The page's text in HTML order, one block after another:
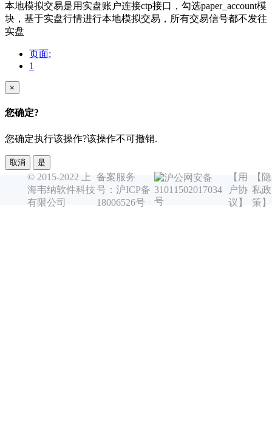
本地模拟交易是用实盘账户连接ctp接口，勾选paper_account模
块，基于实盘行情进行本地模拟交易，所有交易信号都不发往
实盘
页面:
1
×
您确定?
您确定执行该操作?该操作不可撤销.
取消 是
© 2015-2022 上
海韦纳软件科技
有限公司
备案服务
号：沪ICP备
18006526号
沪公网安备
31011502017034
号
【用
户协
议】
【隐
私政
策】